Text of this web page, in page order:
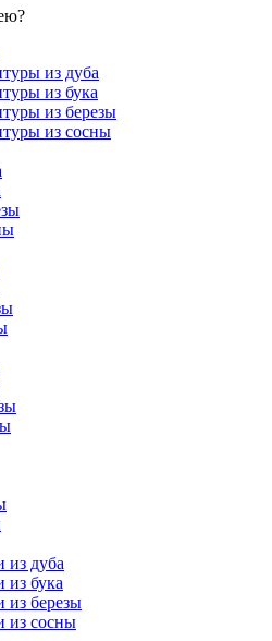
из дуба
из бука
из березы
из сосны
из дуба
из бука
из березы
из сосны